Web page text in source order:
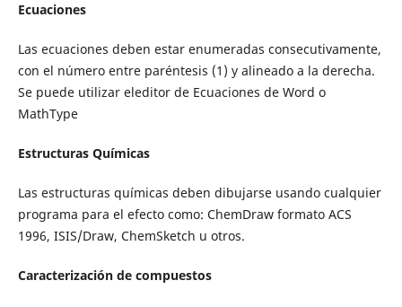
Ecuaciones
Las ecuaciones deben estar enumeradas consecutivamente,
con el número entre paréntesis (1) y alineado a la derecha.
Se puede utilizar eleditor de Ecuaciones de Word o
MathType
Estructuras Químicas
Las estructuras químicas deben dibujarse usando cualquier
programa para el efecto como: ChemDraw formato ACS
1996, ISIS/Draw, ChemSketch u otros.
Caracterización de compuestos